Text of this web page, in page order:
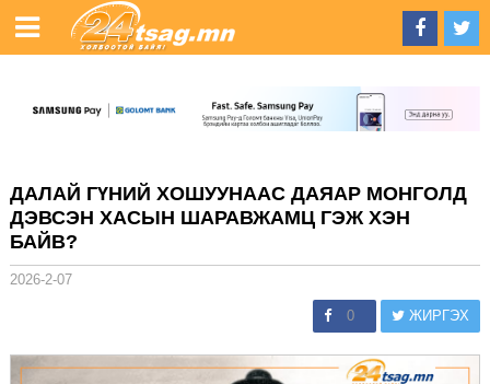
ДАЛАЙ ГҮНИЙ ХОШУУНААС ДАЯАР МОНГОЛД
ДЭВСЭН ХАСЫН ШАРАВЖАМЦ ГЭЖ ХЭН
БАЙВ?
2026-2-07
0 ЖИРГЭХ